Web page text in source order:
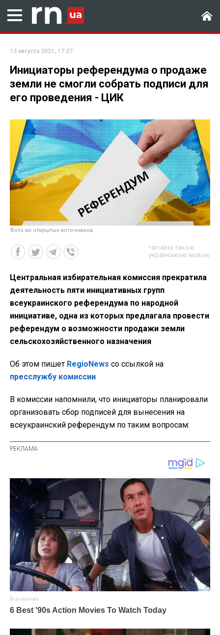
13 августа 2021, 17:27
Инициаторы референдума о продаже
земли не смогли собрать подписи для
его проведения - ЦИК
Фото из открытых источников
Читайте також
українською мовою
Центральная избирательная комиссия прекратила
деятельность пяти инициативных групп
всеукраинского референдума по народной
инициативе, одна из которых предлагала провести
референдум о возможности продажи земли
сельскохозяйственного назначения
Об этом пишет RegioNews со ссылкой на
пресслужбу комиссии
В комиссии напомнили, что инициаторы планировали
организовать сбор подписей для вынесения на
всеукраинский референдум по таким вопросам: